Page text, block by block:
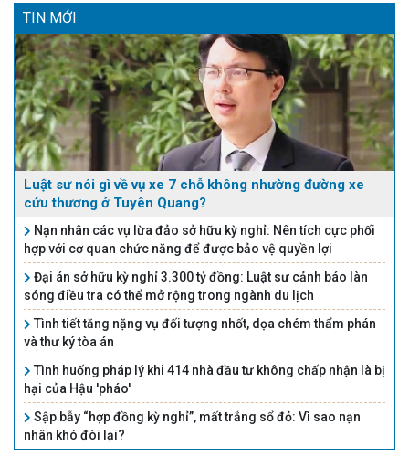
nước ngoài, điều ước quốc tế mà
Cộng hoà xã hội chủ nghĩa Việt
Nam là thành viên có quy định
áp dụng Luật này,....
TIN MỚI
Luật sư nói gì về vụ xe 7 chỗ không nhường đường xe
cứu thương ở Tuyên Quang?
Nạn nhân các vụ lừa đảo sở hữu kỳ nghỉ: Nên tích cực phối
hợp với cơ quan chức năng để được bảo vệ quyền lợi
Đại án sở hữu kỳ nghỉ 3.300 tỷ đồng: Luật sư cảnh báo làn
sóng điều tra có thể mở rộng trong ngành du lịch
Tình tiết tăng nặng vụ đối tượng nhốt, dọa chém thẩm phán
và thư ký tòa án
Tình huống pháp lý khi 414 nhà đầu tư không chấp nhận là bị
hại của Hậu 'pháo'
Sập bẫy “hợp đồng kỳ nghỉ”, mất trắng sổ đỏ: Vì sao nạn
nhân khó đòi lại?